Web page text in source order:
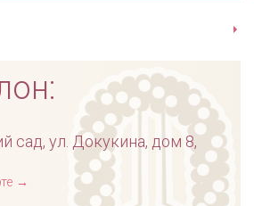
сад, ул. Докукина, дом 8,
→